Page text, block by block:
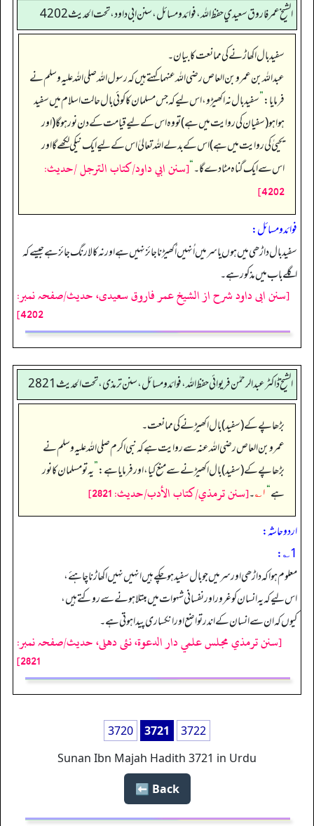
الشيخ عمر فاروق سعيدي حفظ الله، فوائد و مسائل، سنن ابي داود ، تحت الحديث 4202
سفید بال اکھاڑنے کی ممانعت کا بیان۔
عبداللہ بن عمرو بن العاص رضی اللہ عنہما کہتے ہیں کہ رسول اللہ صلی اللہ علیہ وسلم نے
فرمایا:”سفید بال نہ اکھیڑو، اس لیے کہ جس مسلمان کا کوئی بال حالت اسلام میں سفید
ہوا ہو (سفیان کی روایت میں ہے) تو وہ اس کے لیے قیامت کے دن نور ہو گا (اور
یحییٰ کی روایت میں ہے) اس کے بدلے اللہ تعالیٰ اس کے لیے ایک نیکی لکھے گا اور
اس سے ایک گناہ مٹا دے گا۔‏‏‏‏“[سنن ابي داود/كتاب الترجل /حدیث:
4202]
فوائد ومسائل:
سفید بال داڑھی میں ہوں یا سر میں اُنہیں اُکھیڑنا جائز نہیں ہے اور نہ کالا رنگ جا ئز ہے جیسے کہ
اگلے باب میں مذکور ہے۔
[سنن ابی داود شرح از الشیخ عمر فاروق سعیدی، حدیث/صفحہ نمبر:
4202]
الشیخ ڈاکٹر عبد الرحمٰن فریوائی حفظ اللہ، فوائد و مسائل، سنن ترمذی، تحت الحديث 2821
بڑھاپے کے (سفید) بال اکھیڑنے کی ممانعت۔
عمرو بن العاص رضی الله عنہ سے روایت ہے کہ نبی اکرم صلی اللہ علیہ وسلم نے
بڑھاپے کے (سفید) بال اکھیڑنے سے منع کیا، اور فرمایا ہے:”یہ تو مسلمان کا نور
ہے“۱؎ ۔[سنن ترمذي/كتاب الأدب/حدیث: 2821]
اردو حاشہ:
1؎:
معلوم ہوا کہ داڑھی اور سر میں جو بال سفید ہوچکے ہیں انہیں نہیں اکھاڑنا چاہئے،
اس لیے کہ یہ انسان کو غرور اور نفسانی شہوات میں مبتلا ہونے سے روکتے ہیں،
کیوں کہ ان سے انسان کے اندر تواضع اور انکساری پیدا ہوتی ہے۔
[سنن ترمذي مجلس علمي دار الدعوة، نئى دهلى، حدیث/صفحہ نمبر:
2821]
3720 3721
3722
Sunan Ibn Majah Hadith 3721 in Urdu
Back ⬅️